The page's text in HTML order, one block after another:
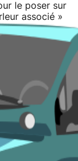
le poser sur
associé »